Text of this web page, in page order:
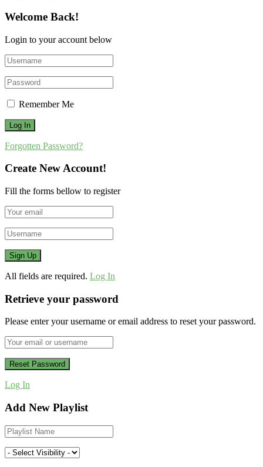
Welcome Back!
Login to your account below
Remember Me
Forgotten Password?
Create New Account!
Fill the forms bellow to register
All fields are required. Log In
Retrieve your password
Please enter your username or email address to reset your password.
Log In
Add New Playlist